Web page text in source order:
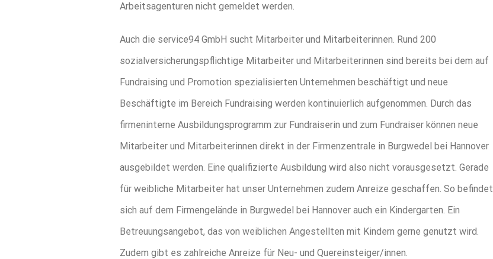
Arbeitsagenturen nicht gemeldet werden.
Auch die service94 GmbH sucht Mitarbeiter und Mitarbeiterinnen. Rund 200
sozialversicherungspflichtige Mitarbeiter und Mitarbeiterinnen sind bereits bei dem auf
Fundraising und Promotion spezialisierten Unternehmen beschäftigt und neue
Beschäftigte im Bereich Fundraising werden kontinuierlich aufgenommen. Durch das
firmeninterne Ausbildungsprogramm zur Fundraiserin und zum Fundraiser können neue
Mitarbeiter und Mitarbeiterinnen direkt in der Firmenzentrale in Burgwedel bei Hannover
ausgebildet werden. Eine qualifizierte Ausbildung wird also nicht vorausgesetzt. Gerade
für weibliche Mitarbeiter hat unser Unternehmen zudem Anreize geschaffen. So befindet
sich auf dem Firmengelände in Burgwedel bei Hannover auch ein Kindergarten. Ein
Betreuungsangebot, das von weiblichen Angestellten mit Kindern gerne genutzt wird.
Zudem gibt es zahlreiche Anreize für Neu- und Quereinsteiger/innen.